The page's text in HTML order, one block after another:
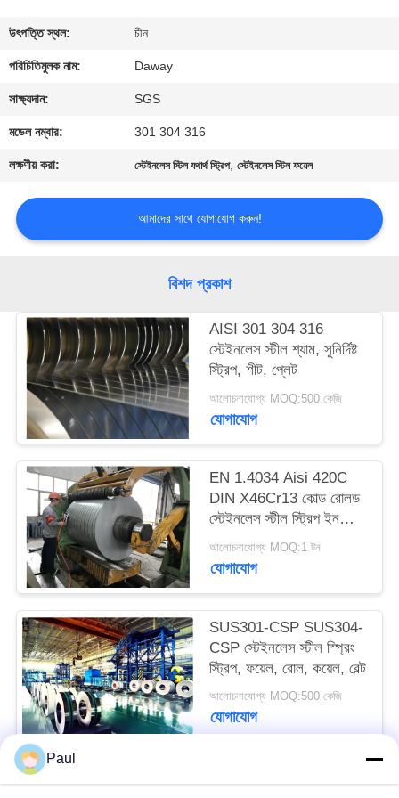
মান
নিয়ন্ত্রণ
যোগাযোগ
করুন
উদ্ধৃতির
জন্য
সাইট
ম্যাপ
PRIVACY
POLICY
উৎপত্তি স্থল: চীন
পরিচিতিমুলক নাম: Daway
সাক্ষ্যদান: SGS
মডেল নম্বার: 301 304 316
লক্ষণীয় করা: স্টেইনলেস স্টিল যথার্থ স্ট্রিপ,স্টেইনলেস স্টিল ফয়েল
আমাদের সাথে যোগাযোগ করুন!
বিশদ প্রকাশ
AISI 301 304 316
স্টেইনলেস স্টীল শ্যাম, সুনির্দিষ্ট
স্ট্রিপ, শীট, প্লেট
আলোচনাযোগ্য MOQ:500 কেজি
যোগাযোগ
EN 1.4034 Aisi 420C
DIN X46Cr13 কোল্ড রোলড
স্টেইনলেস স্টীল স্ট্রিপ ইন
আলোচনাযোগ্য MOQ:1 টন
যোগাযোগ
SUS301-CSP SUS304-
CSP স্টেইনলেস স্টীল স্প্রিং
স্ট্রিপ, ফয়েল, রোল, কয়েল, বেল্ট
আলোচনাযোগ্য MOQ:500 কেজি
যোগাযোগ
Paul